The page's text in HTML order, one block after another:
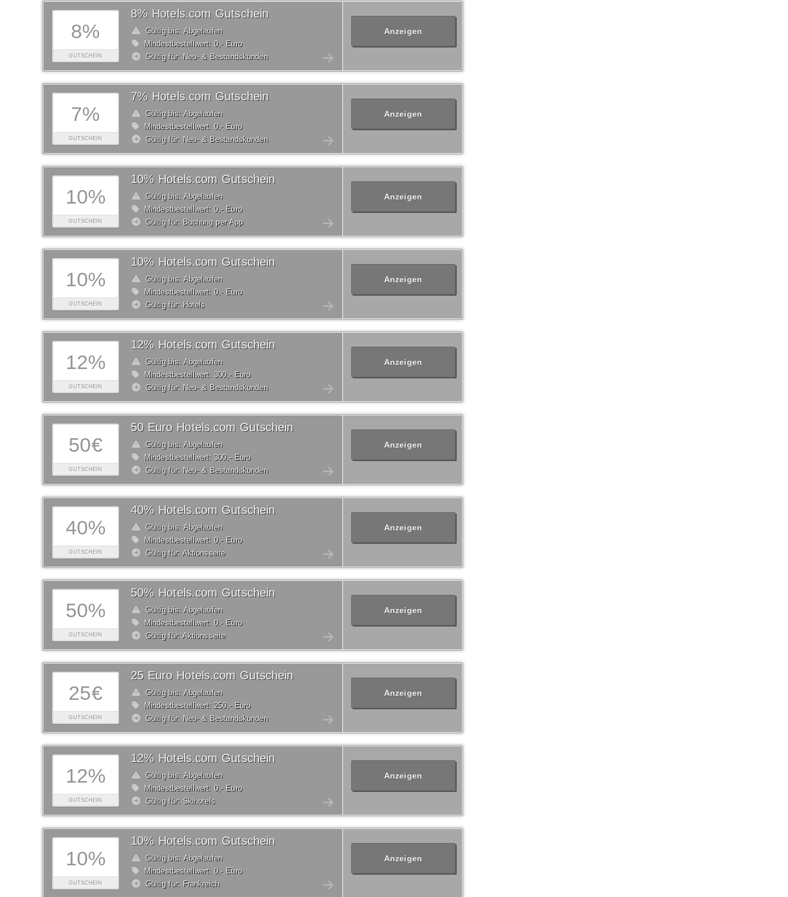
8%
GUTSCHEIN
8% Hotels.com Gutschein
Gültig bis: Abgelaufen
Mindestbestellwert: 0,- Euro
Gültig für: Neu- & Bestandskunden
Anzeigen
7%
GUTSCHEIN
7% Hotels.com Gutschein
Gültig bis: Abgelaufen
Mindestbestellwert: 0,- Euro
Gültig für: Neu- & Bestandskunden
Anzeigen
10%
GUTSCHEIN
10% Hotels.com Gutschein
Gültig bis: Abgelaufen
Mindestbestellwert: 0,- Euro
Gültig für: Buchung per App
Anzeigen
10%
GUTSCHEIN
10% Hotels.com Gutschein
Gültig bis: Abgelaufen
Mindestbestellwert: 0,- Euro
Gültig für: Hotels
Anzeigen
12%
GUTSCHEIN
12% Hotels.com Gutschein
Gültig bis: Abgelaufen
Mindestbestellwert: 300,- Euro
Gültig für: Neu- & Bestandskunden
Anzeigen
50€
GUTSCHEIN
50 Euro Hotels.com Gutschein
Gültig bis: Abgelaufen
Mindestbestellwert: 300,- Euro
Gültig für: Neu- & Bestandskunden
Anzeigen
40%
GUTSCHEIN
40% Hotels.com Gutschein
Gültig bis: Abgelaufen
Mindestbestellwert: 0,- Euro
Gültig für: Aktionsseite
Anzeigen
50%
GUTSCHEIN
50% Hotels.com Gutschein
Gültig bis: Abgelaufen
Mindestbestellwert: 0,- Euro
Gültig für: Aktionsseite
Anzeigen
25€
GUTSCHEIN
25 Euro Hotels.com Gutschein
Gültig bis: Abgelaufen
Mindestbestellwert: 250,- Euro
Gültig für: Neu- & Bestandskunden
Anzeigen
12%
GUTSCHEIN
12% Hotels.com Gutschein
Gültig bis: Abgelaufen
Mindestbestellwert: 0,- Euro
Gültig für: Skihotels
Anzeigen
10%
GUTSCHEIN
10% Hotels.com Gutschein
Gültig bis: Abgelaufen
Mindestbestellwert: 0,- Euro
Gültig für: Frankreich
Anzeigen